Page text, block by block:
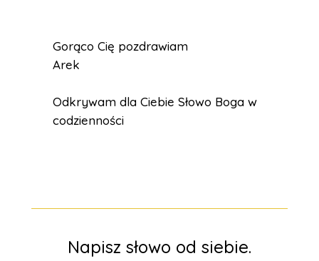
Gorąco Cię pozdrawiam
Arek
Odkrywam dla Ciebie Słowo Boga w
codzienności
Napisz słowo od siebie.